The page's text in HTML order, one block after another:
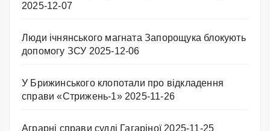
2025-12-07
Люди ічнянського магната Запорощука блокують
допомогу ЗСУ 2025-12-06
У Брижинського клопотали про відкладення
справи «Стрижень-1» 2025-11-26
Аграрні справи судді Гагаріної 2025-11-25